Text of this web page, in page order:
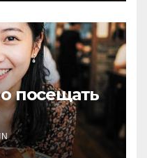
посещать